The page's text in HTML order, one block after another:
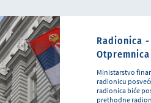
Radionica
Otpremnica
Ministarstvo
radionicu
radionica biće
prethodne